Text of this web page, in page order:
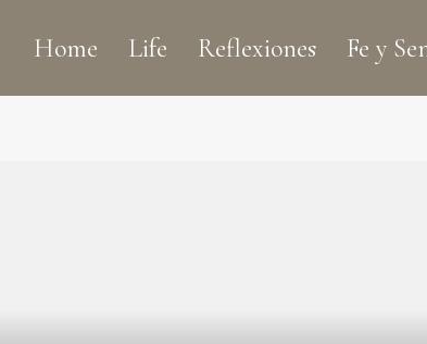
Home Life Reflexiones Fe y